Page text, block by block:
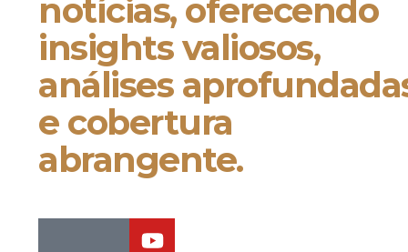
notícias, oferecendo
insights valiosos,
análises
e cobertura
abrangente.